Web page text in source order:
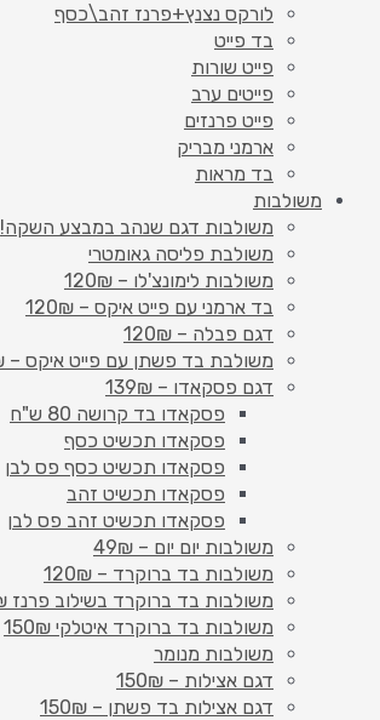
לורקס נצנץ+פרנז זהב\כסף
בד פייט
פייט שורות
פייטים ערב
פייט פרנזים
ארמני מבריק
בד מראות
משולבות
משולבות דגם שנהב במבצע השקה!
משולבת פליסה גאומטרי
משולבות לימונצ'לו – 120₪
בד ארמני עם פייט איקס – 120₪
דגם פבלה – 120₪
משולבת בד פשתן עם פייט איקס – 120₪
דגם פסקאדו – 139₪
פסקאדו בד קרושה 80 ש"ח
פסקאדו תכשיט כסף
פסקאדו תכשיט כסף פס לבן
פסקאדו תכשיט זהב
פסקאדו תכשיט זהב פס לבן
משולבות יום יום – 49₪
משולבות בד ברוקרד – 120₪
משולבות בד ברוקרד בשילוב פרנז 130₪
משולבות בד ברוקרד איטלקי 150₪
משולבות מנומר
דגם אצילות – 150₪
דגם אצילות בד פשתן – 150₪